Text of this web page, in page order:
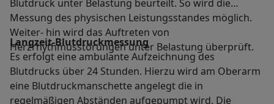
Blutdruck unter Belastung beurteilt. So wird die
Messung des physischen Leistungsstandes möglich.
Weiter- hin wird das Auftreten von
Herzrhythmusstörungen unter Belastung überprüft.
Langzeit-Blutdruckmessung
Es erfolgt eine ambulante Aufzeichnung des
Blutdrucks über 24 Stunden. Hierzu wird am Oberarm
eine Blutdruckmanschette angelegt die in
regelmäßigen Abständen aufgepumpt wird. Die